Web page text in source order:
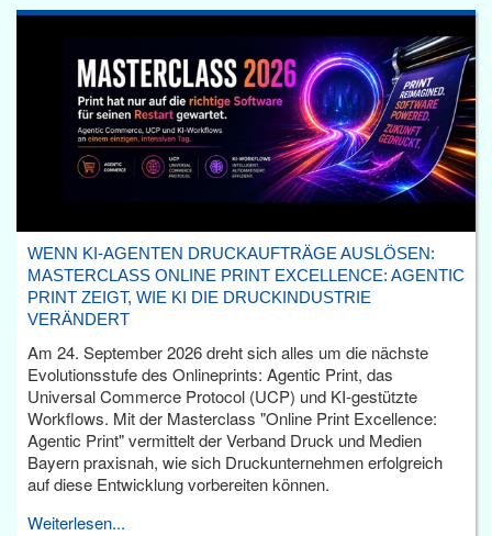
WENN KI-AGENTEN DRUCKAUFTRÄGE AUSLÖSEN:
MASTERCLASS ONLINE PRINT EXCELLENCE: AGENTIC
PRINT ZEIGT, WIE KI DIE DRUCKINDUSTRIE
VERÄNDERT
Am 24. September 2026 dreht sich alles um die nächste
Evolutionsstufe des Onlineprints: Agentic Print, das
Universal Commerce Protocol (UCP) und KI-gestützte
Workflows. Mit der Masterclass "Online Print Excellence:
Agentic Print" vermittelt der Verband Druck und Medien
Bayern praxisnah, wie sich Druckunternehmen erfolgreich
auf diese Entwicklung vorbereiten können.
Weiterlesen...